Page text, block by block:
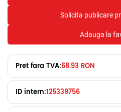
Solicita publicare
Adauga la
Pret fara TVA:68.93 RON
ID intern:125339756